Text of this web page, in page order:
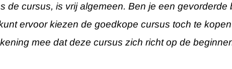
de cursus, is vrij algemeen. Ben je een
ervoor kiezen de goedkope cursus toch te
mee dat deze cursus zich richt op de